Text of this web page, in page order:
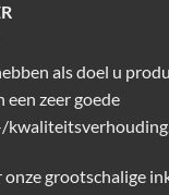
als doel u
een zeer goede
onze grootschalige